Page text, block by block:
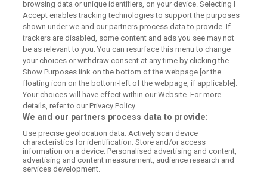
Förslaget som uppges ha presenterats för Kiani var fyra
månaders lön fram till april 2025 – med ett krav.
Tränarutbildaren skulle undvika att prata illa om sin
tidigare arbetsgivare.
browsing data or unique identifiers, on your device. Selecting I
Accept enables tracking technologies to support the purposes
shown under we and our partners process data to provide. If
trackers are disabled, some content and ads you see may not
be as relevant to you. You can resurface this menu to change
your choices or withdraw consent at any time by clicking the
Show Purposes link on the bottom of the webpage [or the
floating icon on the bottom-left of the webpage, if applicable].
Your choices will have effect within our Website. For more
details, refer to our Privacy Policy.
We and our partners process data to provide:
Use precise geolocation data. Actively scan device
characteristics for identification. Store and/or access
information on a device. Personalised advertising and content,
advertising and content measurement, audience research and
services development.